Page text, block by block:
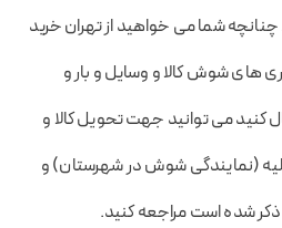
شما می خواهید از تهران خرید
های شوش کالا و وسایل و بار و
کنید می توانید جهت تحویل کالا و
(نمایندگی شوش در شهرستان) و
ذکر شده است مراجعه کنید.